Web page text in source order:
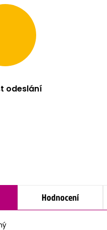
odeslání
Hodnocení